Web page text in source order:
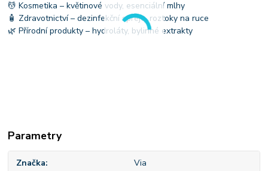
💆 Kosmetika – květinové vody, esenciální mlhy
🧴 Zdravotnictví – dezinfekční spreje, roztoky na ruce
🌿 Přírodní produkty – hydroláty, bylinné extrakty
Parametry
Značka Via